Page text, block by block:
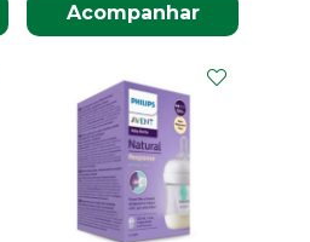
Acompanhar